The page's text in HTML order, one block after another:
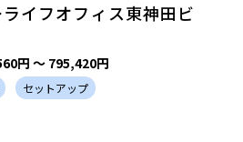
ライフオフィス東神田ビ
円 〜 795,420円
セットアップ